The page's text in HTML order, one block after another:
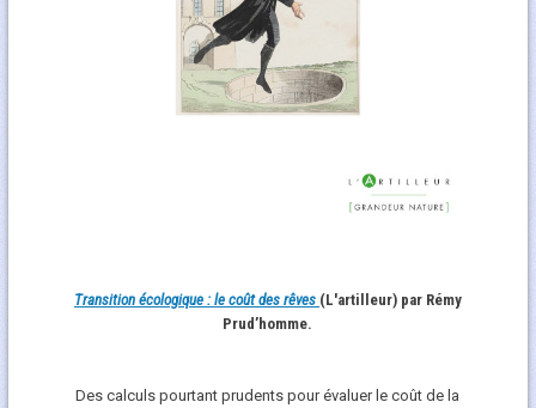
Transition écologique : le coût des rêves (L'artilleur) par Rémy
Prud’homme.
Des calculs pourtant prudents pour évaluer le coût de la